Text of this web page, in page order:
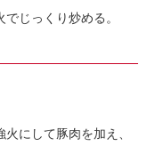
じっくり炒める。
にして豚肉を加え、